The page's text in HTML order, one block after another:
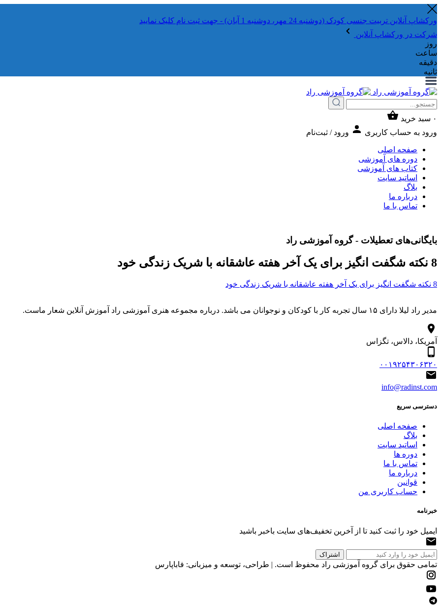
ورکشاپ آنلاین تربیت جنسی کودک (دوشنبه 24 مهر، دوشنبه 1 آبان) - جهت ثبت نام کلیک نمایید
شرکت در ورکشاپ آنلاین
روز
ساعت
دقیقه
ثانیه
۰ سبد خرید
ورود به حساب کاربری
ورود / ثبت‌نام
صفحه اصلی
دوره های آموزشی
کتاب های آموزشی
اساتید سایت
بلاگ
درباره ما
تماس با ما
بایگانی‌های تعطیلات - گروه آموزشی راد
8 نکته شگفت انگیز برای یک آخر هفته عاشقانه با شریک زندگی خود
8 نکته شگفت انگیز برای یک آخر هفته عاشقانه با شریک زندگی خود
مدیر راد لیلا دارای ۱۵ سال تجربه کار با کودکان و نوجوانان می باشد. درباره مجموعه هنری آموزشی راد آموزش آنلاین شعار ماست.
آمریکا، دالاس، تگزاس
۰۰۱۹۲۵۴۳۰۶۳۲۰
info@radinst.com
دسترسی سریع
صفحه اصلی
بلاگ
اساتید سایت
دوره ها
تماس با ما
درباره ما
قوانین
حساب کاربری من
خبرنامه
ایمیل خود را ثبت کنید تا از آخرین تخفیف‌های سایت باخبر باشید
تمامی حقوق برای گروه آموزشی راد محفوظ است. | طراحی، توسعه و میزبانی: فاباپارس